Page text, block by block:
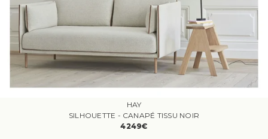
HAY
SILHOUETTE - CANAPÉ TISSU NOIR
4249€